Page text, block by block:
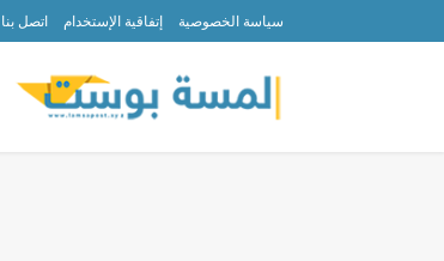
سياسة الخصوصية إتفاقية الإستخدام اتصل بنا